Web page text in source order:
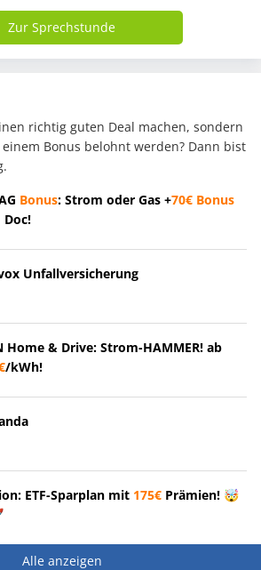
Zur Sprechstunde
richtig guten Deal machen, sondern
Bonus belohnt werden? Dann bist
Bonus: Strom oder Gas +70€ Bonus
Unfallversicherung
Home & Drive: Strom-HAMMER! ab
/kWh!
ETF-Sparplan mit 175€ Prämien! 🤯
Alle anzeigen